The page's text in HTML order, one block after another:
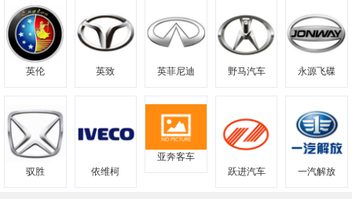
英伦 英致 英菲尼迪 野马汽车 永源飞碟
驭胜 依维柯
亚奔客车
跃进汽车
一汽解放